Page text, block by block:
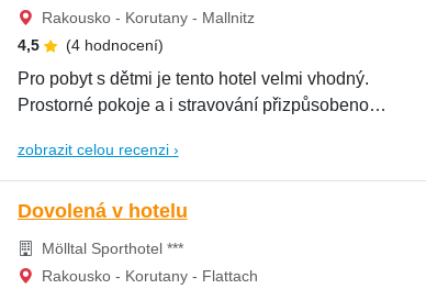
Rakousko - Korutany - Mallnitz
4,5
(4 hodnocení)
Pro pobyt s dětmi je tento hotel velmi vhodný.
Prostorné pokoje a i stravování přizpůsobeno
zobrazit celou recenzi ›
Dovolená v hotelu
Mölltal Sporthotel ***
Rakousko - Korutany - Flattach